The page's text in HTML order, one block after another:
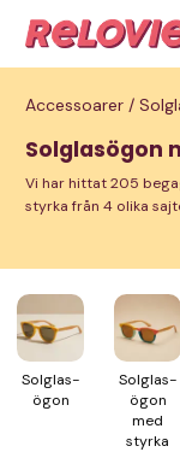
Accessoarer /
Solglasögon
Vi har hittat 205
styrka från 4 olika
Solglas­
ögon
Solglas­
ögon
med
styrka